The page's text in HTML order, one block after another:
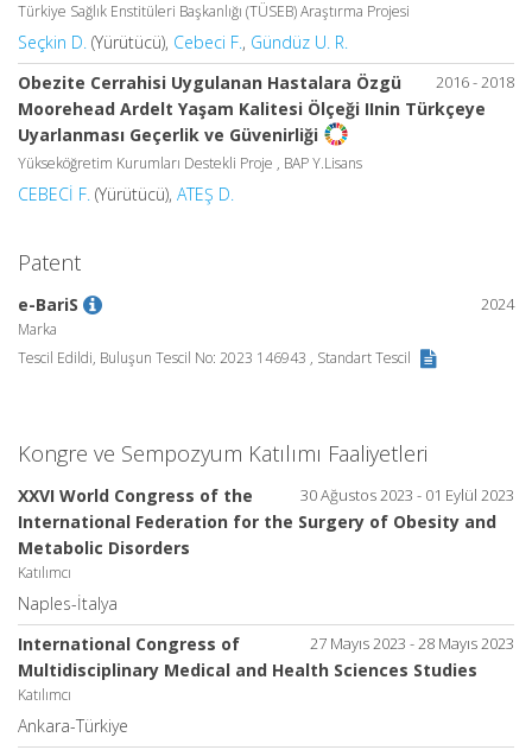
Türkiye Sağlık Enstitüleri Başkanlığı (TÜSEB) Araştırma Projesi
Seçkin D. (Yürütücü), Cebeci F., Gündüz U. R.
2016 - 2018
Obezite Cerrahisi Uygulanan Hastalara Özgü
Moorehead Ardelt Yaşam Kalitesi Ölçeği IInin Türkçeye
Uyarlanması Geçerlik ve Güvenirliği
Yükseköğretim Kurumları Destekli Proje , BAP Y.Lisans
CEBECİ F. (Yürütücü), ATEŞ D.
Patent
2024
e-BariS
Marka
Tescil Edildi, Buluşun Tescil No: 2023 146943 , Standart Tescil
Kongre ve Sempozyum Katılımı Faaliyetleri
30 Ağustos 2023 - 01 Eylül 2023
XXVI World Congress of the
International Federation for the Surgery of Obesity and
Metabolic Disorders
Katılımcı
Naples-İtalya
27 Mayıs 2023 - 28 Mayıs 2023
International Congress of
Multidisciplinary Medical and Health Sciences Studies
Katılımcı
Ankara-Türkiye